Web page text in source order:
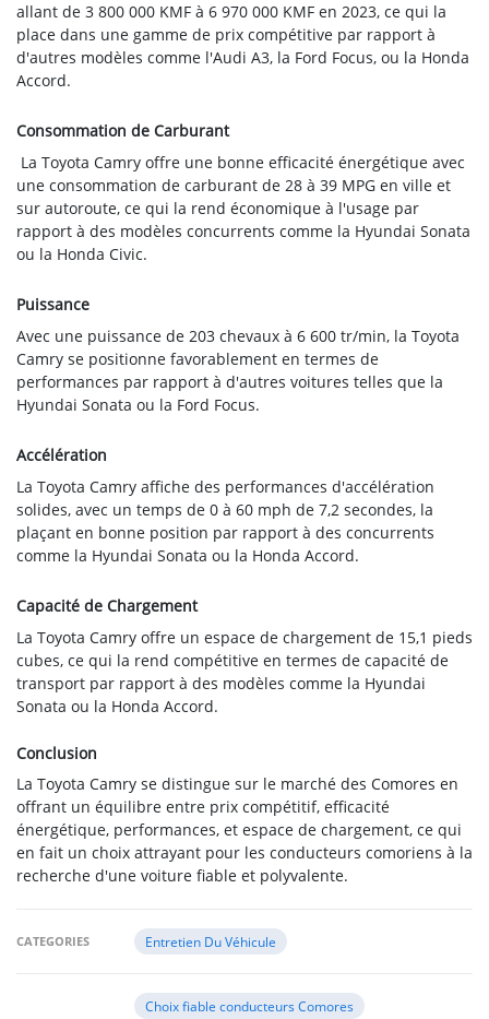
allant de 3 800 000 KMF à 6 970 000 KMF en 2023, ce qui la
place dans une gamme de prix compétitive par rapport à
d'autres modèles comme l'Audi A3, la Ford Focus, ou la Honda
Accord.
Consommation de Carburant
La Toyota Camry offre une bonne efficacité énergétique avec
une consommation de carburant de 28 à 39 MPG en ville et
sur autoroute, ce qui la rend économique à l'usage par
rapport à des modèles concurrents comme la Hyundai Sonata
ou la Honda Civic.
Puissance
Avec une puissance de 203 chevaux à 6 600 tr/min, la Toyota
Camry se positionne favorablement en termes de
performances par rapport à d'autres voitures telles que la
Hyundai Sonata ou la Ford Focus.
Accélération
La Toyota Camry affiche des performances d'accélération
solides, avec un temps de 0 à 60 mph de 7,2 secondes, la
plaçant en bonne position par rapport à des concurrents
comme la Hyundai Sonata ou la Honda Accord.
Capacité de Chargement
La Toyota Camry offre un espace de chargement de 15,1 pieds
cubes, ce qui la rend compétitive en termes de capacité de
transport par rapport à des modèles comme la Hyundai
Sonata ou la Honda Accord.
Conclusion
La Toyota Camry se distingue sur le marché des Comores en
offrant un équilibre entre prix compétitif, efficacité
énergétique, performances, et espace de chargement, ce qui
en fait un choix attrayant pour les conducteurs comoriens à la
recherche d'une voiture fiable et polyvalente.
CATEGORIES Entretien Du Véhicule
Choix fiable conducteurs Comores